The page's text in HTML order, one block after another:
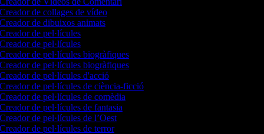
de collages de vídeo
de dibuixos animats
de pel·lícules
de pel·lícules
de pel·lícules biogràfiques
de pel·lícules biogràfiques
de pel·lícules d'acció
de pel·lícules de ciència-ficció
de pel·lícules de comèdia
de pel·lícules de fantasia
de pel·lícules de l’Oest
de pel·lícules de terror